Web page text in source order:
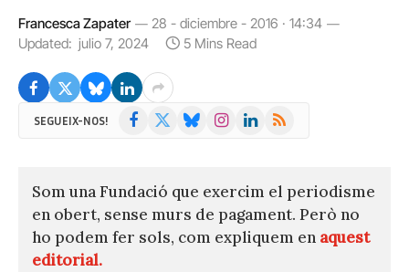
Francesca Zapater
28 - diciembre - 2016 · 14:34
Updated: julio 7, 2024 5 Mins Read
SEGUEIX-NOS! Facebook BlueskyInstagramLinkedIn
RSS
Som una Fundació que exercim el periodisme
en obert, sense murs de pagament. Però no
ho podem fer sols, com expliquem en aquest
editorial.